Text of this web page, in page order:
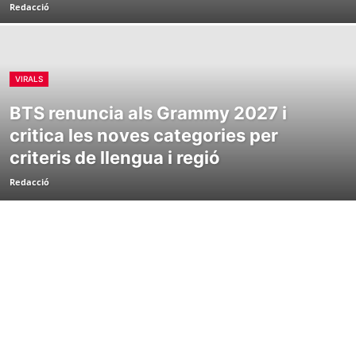
Redacció
VIRALS
BTS renuncia als Grammy 2027 i
critica les noves categories per
criteris de llengua i regió
Redacció